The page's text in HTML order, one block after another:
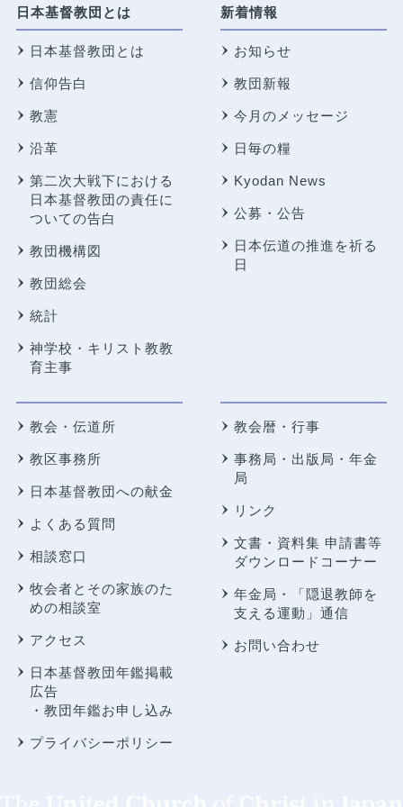
日本基督教団とは
日本基督教団とは
信仰告白
教憲
沿革
第二次大戦下における
日本基督教団の責任に
ついての告白
教団機構図
教団総会
統計
神学校・キリスト教教
育主事
新着情報
お知らせ
教団新報
今月のメッセージ
日毎の糧
Kyodan News
公募・公告
日本伝道の推進を祈る
日
教会・伝道所
教区事務所
日本基督教団への献金
よくある質問
相談窓口
牧会者とその家族のた
めの相談室
アクセス
日本基督教団年鑑掲載
広告
・教団年鑑お申し込み
プライバシーポリシー
教会暦・行事
事務局・出版局・年金
局
リンク
文書・資料集 申請書等
ダウンロードコーナー
年金局・
「隠退教師を
支える運動」通信
お問い合わせ